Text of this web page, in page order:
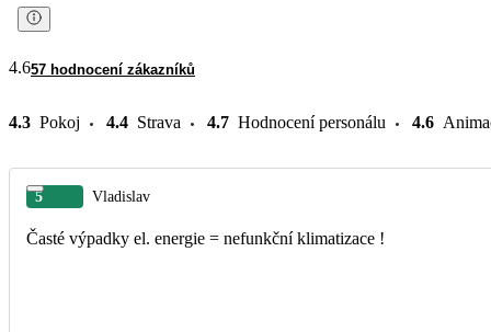
4.657 hodnocení zákazníků
4.3 Pokoj 4.4 Strava 4.7 Hodnocení personálu 4.6
5 Vladislav
Časté výpadky el. energie = nefunkční klimatizace !